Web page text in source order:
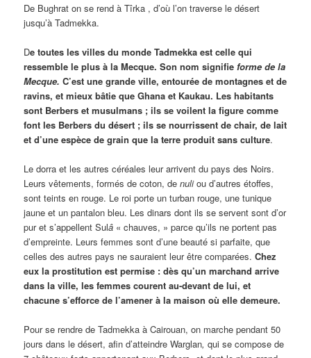
De Bughrat on se rend à Tîrka , d’où l’on traverse le désert
jusqu’à Tadmekka.
De toutes les villes du monde Tadmekka est celle qui
ressemble le plus à la Mecque. Son nom signifie forme de la
Mecque.C’est une grande ville, entourée de montagnes et de
ravins, et mieux bâtie que Ghana et Kaukau. Les habitants
sont Berbers et musulmans ; ils se voilent la figure comme
font les Berbers du désert ; ils se nourrissent de chair, de lait
et d’une espèce de grain que la terre produit sans culture.
Le dorra et les autres céréales leur arrivent du pays des Noirs.
Leurs vêtements, formés de coton, denuliou d’autres étoffes,
sont teints en rouge. Le roi porte un turban rouge, une tunique
jaune et un pantalon bleu. Les dinars dont ils se servent sont d’or
pur et s’appellent Sulâ « chauves, » parce qu’ils ne portent pas
d’empreinte. Leurs femmes sont d’une beauté si parfaite, que
celles des autres pays ne sauraient leur être comparées.Chez
eux la prostitution est permise : dès qu’un marchand arrive
dans la ville, les femmes courent au-devant de lui, et
chacune s’efforce de l’amener à la maison où elle demeure.
Pour se rendre de Tadmekka à Cairouan, on marche pendant 50
jours dans le désert, afin d’atteindre Warglan,qui se compose de